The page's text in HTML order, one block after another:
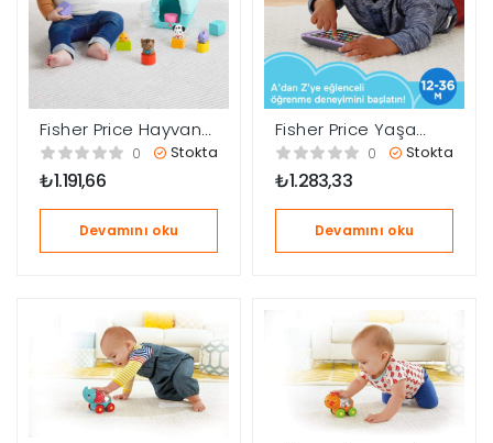
Fisher Price Hayvan
Dostlarımın Çantası
HTW93
0 Stokta
₺1.191,66
Devamını oku
Fisher Price Yaşa
Göre Gelişim Eğitici
Tablet HXB69
0 Stokta
₺1.283,33
Devamını oku